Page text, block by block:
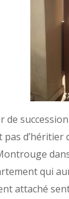
de
qui
attaché